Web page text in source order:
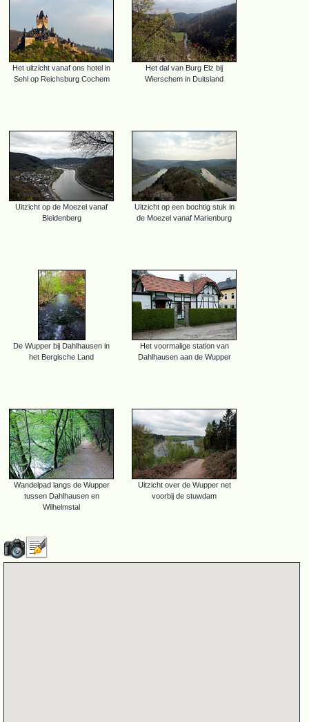
Het uitzicht vanaf ons hotel in
Sehl op Reichsburg Cochem
Het dal van Burg Elz bij
Wierschem in Duitsland
Uitzicht op de Moezel vanaf
Bleidenberg
Uitzicht op een bochtig stuk in
de Moezel vanaf Marienburg
De Wupper bij Dahlhausen in
het Bergische Land
Het voormalige station van
Dahlhausen aan de Wupper
Wandelpad langs de Wupper
tussen Dahlhausen en
Wilhelmstal
Uitzicht over de Wupper net
voorbij de stuwdam